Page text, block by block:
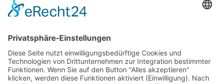
Widerruf
0 42 31 - 970 661